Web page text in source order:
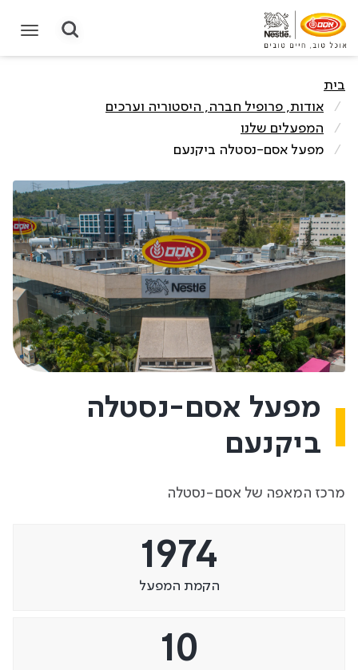
בית
אודות, פרופיל חברה, היסטוריה וערכים
המפעלים שלנו
מפעל אסם-נסטלה ביקנעם
מפעל אסם-נסטלה
ביקנעם
מרכז המאפה של אסם-נסטלה
1974
הקמת המפעל
10